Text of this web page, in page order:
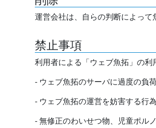
運営会社は、自らの判断によって
禁止事項
利用者による「ウェブ魚拓」の利
- ウェブ魚拓のサーバに過度の負
- ウェブ魚拓の運営を妨害する行
- 無修正のわいせつ物、児童ポル